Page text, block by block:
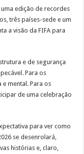
edição de recordes
três países-sede e um
a visão da FIFA para
e de segurança
Para os
mental. Para os
de uma celebração
para ver como
se desenrolará,
histórias e, claro,